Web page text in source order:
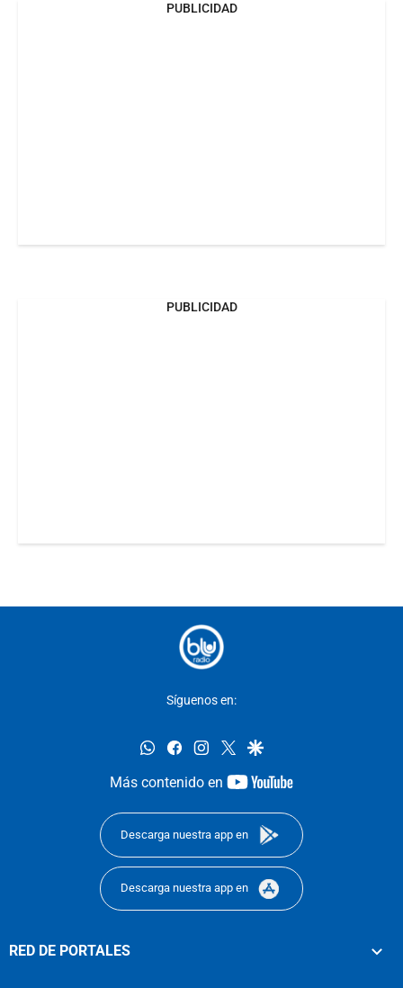
PUBLICIDAD
PUBLICIDAD
Síguenos en:
whatsappfacebookinstagram
twittergoogle
Más contenido en
youtube-
Descarga nuestra app en
Descarga nuestra app en
RED DE PORTALES